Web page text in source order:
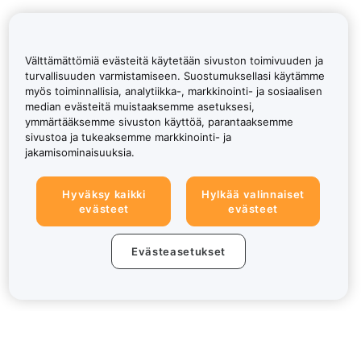
Välttämättömiä evästeitä käytetään sivuston toimivuuden ja
turvallisuuden varmistamiseen. Suostumuksellasi käytämme
myös toiminnallisia, analytiikka-, markkinointi- ja sosiaalisen
median evästeitä muistaaksemme asetuksesi,
ymmärtääksemme sivuston käyttöä, parantaaksemme
sivustoa ja tukeaksemme markkinointi- ja
jakamisominaisuuksia.
Hyväksy kaikki
evästeet
Hylkää valinnaiset
evästeet
Evästeasetukset